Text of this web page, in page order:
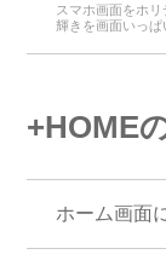
スマホ画面をホ
輝きを画面いっぱ
+HOME
ホーム画面